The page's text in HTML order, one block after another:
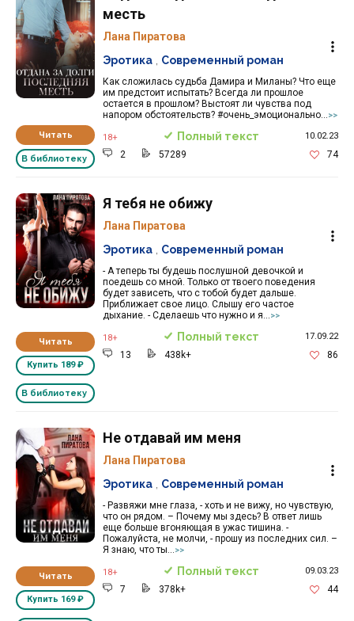
Читать
В библиотеку
месть
Лана Пиратова
Как сложилась судьба Дамира и Миланы? Что еще
им предстоит испытать? Всегда ли прошлое
остается в прошлом? Выстоят ли чувства под
напором обстоятельств? #очень_эмоционально...
>>
Эротика Современный роман
18+ Полный текст 10.02.23
2 57289 74
Читать
Купить 189 ₽
В библиотеку
Я тебя не обижу
Лана Пиратова
- А теперь ты будешь послушной девочкой и
поедешь со мной. Только от твоего поведения
будет зависеть, что с тобой будет дальше.
Приближает свое лицо. Слышу его частое
дыхание. - Сделаешь что нужно и я...
>>
Эротика Современный роман
18+ Полный текст 17.09.22
13 438k+ 86
Читать
Купить 169 ₽
Не отдавай им меня
Лана Пиратова
- Развяжи мне глаза, - хоть и не вижу, но чувствую,
что он рядом. – Почему мы здесь? В ответ лишь
еще больше вгоняющая в ужас тишина. -
Пожалуйста, не молчи, - прошу из последних сил. –
Я знаю, что ты...
>>
Эротика Современный роман
18+ Полный текст 09.03.23
7 378k+ 44